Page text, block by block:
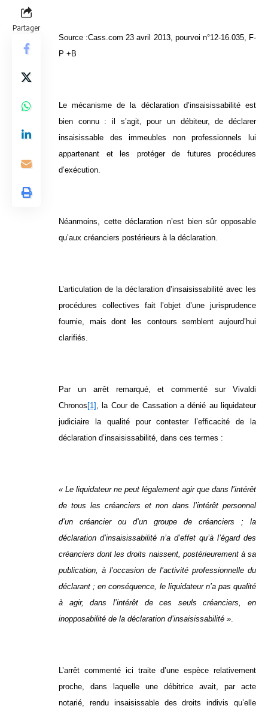
Partager
Source :Cass.com 23 avril 2013, pourvoi n°12-16.035, F-
P +B
Le mécanisme de la déclaration d’insaisissabilité est
bien connu : il s’agit, pour un débiteur, de déclarer
insaisissable des immeubles non professionnels lui
appartenant et les protéger de futures procédures
d’exécution.
Néanmoins, cette déclaration n’est bien sûr opposable
qu’aux créanciers postérieurs à la déclaration.
L’articulation de la déclaration d’insaisissabilité avec les
procédures collectives fait l’objet d’une jurisprudence
fournie, mais dont les contours semblent aujourd’hui
clarifiés.
Par un arrêt remarqué, et commenté sur Vivaldi
Chronos [1] , la Cour de Cassation a dénié au liquidateur
judiciaire la qualité pour contester l’efficacité de la
déclaration d’insaisissabilité, dans ces termes :
« Le liquidateur ne peut légalement agir que dans l’intérêt
de tous les créanciers et non dans l’intérêt personnel
d’un créancier ou d’un groupe de créanciers ; la
déclaration d’insaisissabilité n’a d’effet qu’à l’égard des
créanciers dont les droits naissent, postérieurement à sa
publication, à l’occasion de l’activité professionnelle du
déclarant ; en conséquence, le liquidateur n’a pas qualité
à agir, dans l’intérêt de ces seuls créanciers, en
inopposabilité de la déclaration d’insaisissabilité ».
L’arrêt commenté ici traite d’une espèce relativement
proche, dans laquelle une débitrice avait, par acte
notarié, rendu insaisissable des droits indivis qu’elle